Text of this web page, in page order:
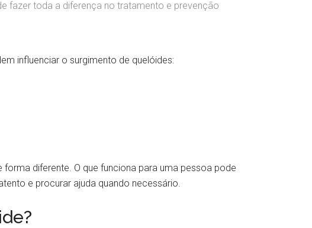
fazer toda a diferença no tratamento e prevenção
influenciar o surgimento de quelóides:
diferente. O que funciona para uma pessoa pode
e procurar ajuda quando necessário.